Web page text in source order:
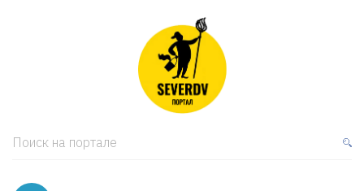
Поиск на портале